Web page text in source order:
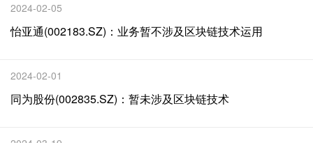
2024-02-05
怡亚通(002183.SZ)：业务暂不涉及区块链技术运用
2024-02-01
同为股份(002835.SZ)：暂未涉及区块链技术